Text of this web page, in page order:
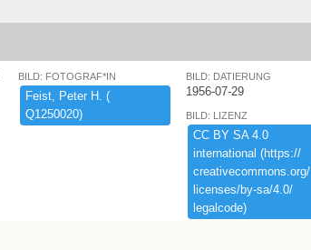
BILD: FOTOGRAF*IN
Feist,​ ​Peter ​H.​ ​(​
Q1250020)​
BILD: DATIERUNG
1956-07-29
BILD: LIZENZ
CC ​BY ​SA ​4.​0 ​
international ​(​https:​/​/​
creativecommons.​org/​
licenses/​by-​sa/​4.​0/​
legalcode)​